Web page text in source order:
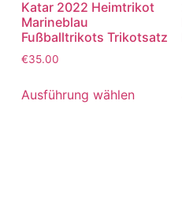
Katar 2022 Heimtrikot
Marineblau
Fußballtrikots Trikotsatz
€35.00
Ausführung wählen